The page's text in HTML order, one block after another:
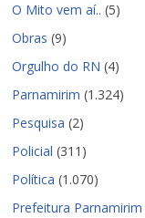
O Mito vem aí.. (5)
Obras (9)
Orgulho do RN (4)
Parnamirim (1.324)
Pesquisa (2)
Policial (311)
Política (1.070)
Prefeitura Parnamirim